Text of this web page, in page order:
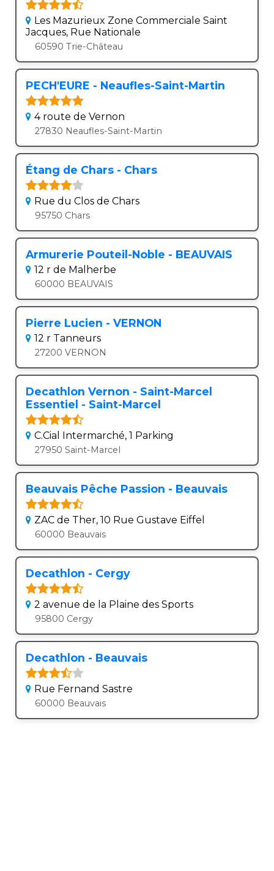
Les Mazurieux Zone Commerciale Saint
Jacques, Rue Nationale
60590 Trie-Château
PECH'EURE - Neaufles-Saint-Martin
4 route de Vernon
27830 Neaufles-Saint-Martin
Étang de Chars - Chars
Rue du Clos de Chars
95750 Chars
Armurerie Pouteil-Noble - BEAUVAIS
12 r de Malherbe
60000 BEAUVAIS
Pierre Lucien - VERNON
12 r Tanneurs
27200 VERNON
Decathlon Vernon - Saint-Marcel
Essentiel - Saint-Marcel
C.Cial Intermarché, 1 Parking
27950 Saint-Marcel
Beauvais Pêche Passion - Beauvais
ZAC de Ther, 10 Rue Gustave Eiffel
60000 Beauvais
Decathlon - Cergy
2 avenue de la Plaine des Sports
95800 Cergy
Decathlon - Beauvais
Rue Fernand Sastre
60000 Beauvais